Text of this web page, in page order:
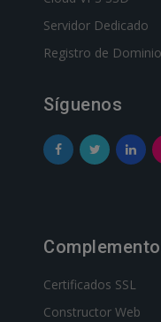
Servidor Dedicado
Registro de
Síguenos
Certificados SSL
Constructor Web